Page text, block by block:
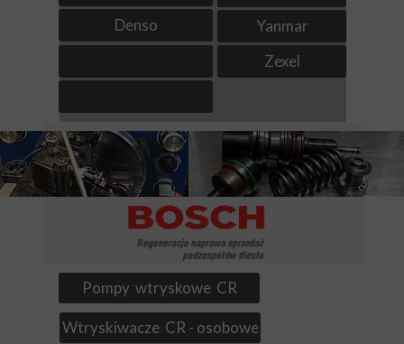
Yanmar
Denso
Zexel
Wtryskiwacze CR - osobowe
Pompy wtryskowe CR